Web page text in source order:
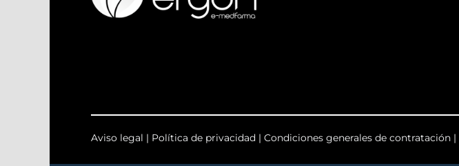
Aviso legal | Política de privacidad | Condiciones generales de contratación|